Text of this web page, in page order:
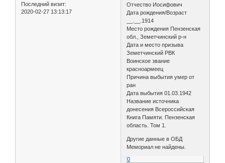
Последний визит:
2020-02-27 13:13:17
Отчество Иосифович
Дата рождения/Возраст
__.__.1914
Место рождения Пензенская
обл., Земетчинский р-н
Дата и место призыва
Земетчинский РВК
Воинское звание
красноармеец
Причина выбытия умер от
ран
Дата выбытия 01.03.1942
Название источника
донесения Всероссийская
Книга Памяти. Пензенская
область. Том 1.
Другие данные в ОБД
Мемориал не найдены.
0